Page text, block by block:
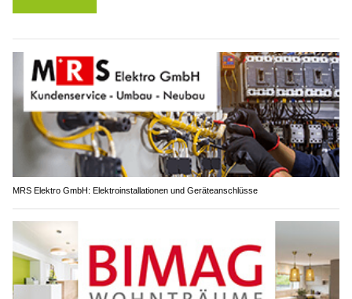
MRS Elektro GmbH: Elektroinstallationen und Geräteanschlüsse